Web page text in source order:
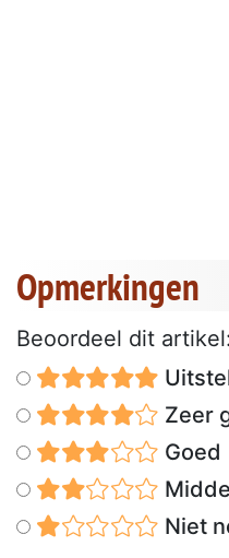
Opmerkingen
Beoordeel dit artikel:
Zeer
Goed
Niet